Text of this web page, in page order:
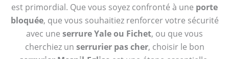
est primordial. Que vous soyez confronté à une porte
bloquée, que vous souhaitiez renforcer votre sécurité
avec une serrure Yale ou Fichet, ou que vous
cherchiez un serrurier pas cher, choisir le bon